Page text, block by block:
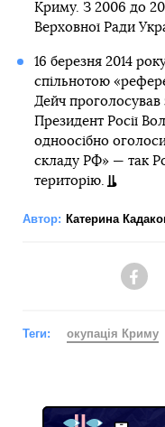
Криму. З 2006 до
Верховної Ради
16 березня 2014
спільнотою
Дейч проголосував
Президент Росії
одноосібно
складу РФ» — так
територію.
Автор: Катерина
Теги: окупація Криму